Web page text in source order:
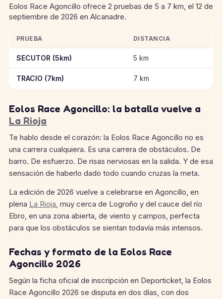
Eolos Race Agoncillo ofrece 2 pruebas de 5 a 7 km, el 12 de
septiembre de 2026 en Alcanadre.
Información clave de las pruebas de Eolos Race Agoncillo
PRUEBA DISTANCIA
SECUTOR (5km) 5 km
TRACIO (7km) 7 km
Eolos Race Agoncillo: la batalla vuelve a
La Rioja
Te hablo desde el corazón: la Eolos Race Agoncillo no es
una carrera cualquiera. Es una carrera de obstáculos. De
barro. De esfuerzo. De risas nerviosas en la salida. Y de esa
sensación de haberlo dado todo cuando cruzas la meta.
La edición de 2026 vuelve a celebrarse en Agoncillo, en
plena La Rioja, muy cerca de Logroño y del cauce del río
Ebro, en una zona abierta, de viento y campos, perfecta
para que los obstáculos se sientan todavía más intensos.
Fechas y formato de la Eolos Race
Agoncillo 2026
Según la ficha oficial de inscripción en Deporticket, la Eolos
Race Agoncillo 2026 se disputa en dos días, con dos